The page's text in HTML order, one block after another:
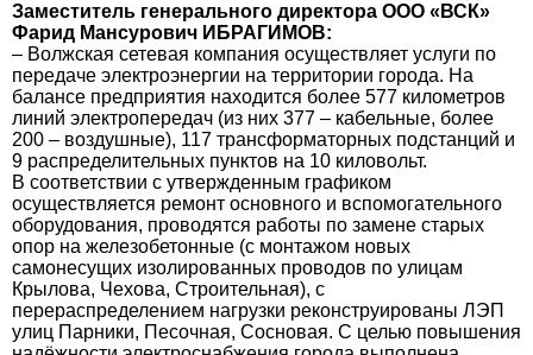
Заместитель генерального директора ООО «ВСК»
Фарид Мансурович ИБРАГИМОВ:
– Волжская сетевая компания осуществляет услуги по
передаче электроэнергии на территории города. На
балансе предприятия находится более 577 километров
линий электропередач (из них 377 – кабельные, более
200 – воздушные), 117 трансформаторных подстанций и
9 распределительных пунктов на 10 киловольт.
В соответствии с утвержденным графиком
осуществляется ремонт основного и вспомогательного
оборудования, проводятся работы по замене старых
опор на железобетонные (с монтажом новых
самонесущих изолированных проводов по улицам
Крылова, Чехова, Строительная), с
перераспределением нагрузки реконструированы ЛЭП
улиц Парники, Песочная, Сосновая. С целью повышения